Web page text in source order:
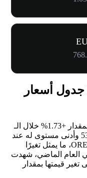
تحويل من ORE إلى EUR جدول أسعار
+1.73%
خلال الـ
24 ساعة الماضية، حيث وصل إلى €53.37 وأدنى مستوى له عند
€51.53. قبل شهر، كانت قيمة 1 ORE €80.90، ما يمثل تغيرًا
في العام الماضي، شهدت